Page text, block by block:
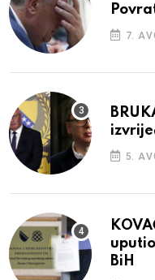
7.
5.
BiH